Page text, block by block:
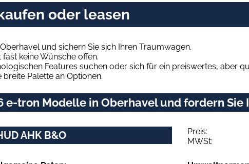
oder leasen
und sichern Sie sich Ihren Traumwagen.
keine Wünsche offen.
Features suchen oder sich für ein preiswertes, aber
Palette an Optionen.
e-tron Modelle in Oberhavel und fordern Sie
AHK B&O Preis:
MWSt: